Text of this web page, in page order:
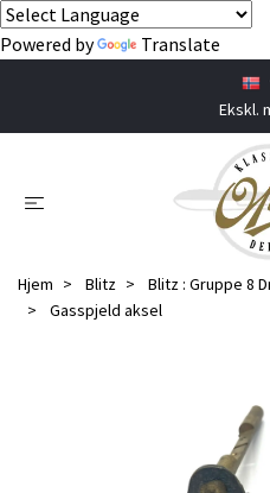
Powered by Translate
Ekskl.
Hjem Blitz
Blitz : Gruppe 8
Gasspjeld aksel